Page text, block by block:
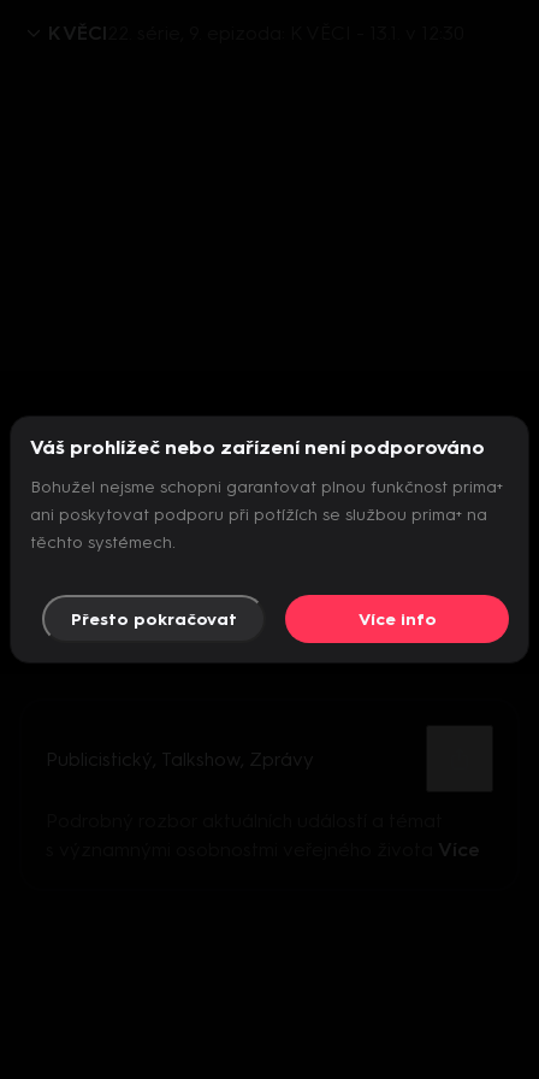
K VĚCI
Nepodařilo se inicializovat přehrávač
Publicistický Talkshow Zprávy
Více
Váš prohlížeč nebo zařízení není podporováno
Bohužel nejsme schopni garantovat plnou funkčnost prima+
ani poskytovat podporu při potížích se službou prima+ na
těchto systémech.
Přesto pokračovat Více info